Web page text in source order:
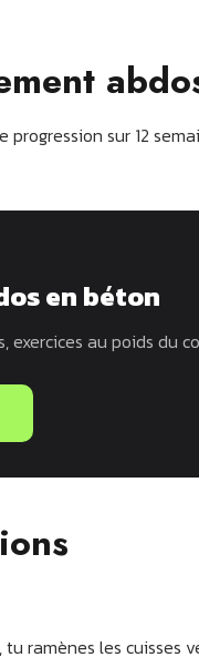
sur 12
en béton
au poids du
ramènes les cuisses